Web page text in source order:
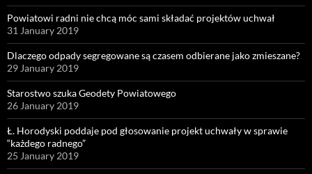
Powiatowi radni nie chcą móc sami składać projektów uchwał
31 January 2019
Dlaczego odpady segregowane są czasem odbierane jako zmieszane?
29 January 2019
Starostwo szuka Geodety Powiatowego
26 January 2019
Ł. Horodyski poddaje pod głosowanie projekt uchwały w sprawie
“każdego radnego”
25 January 2019